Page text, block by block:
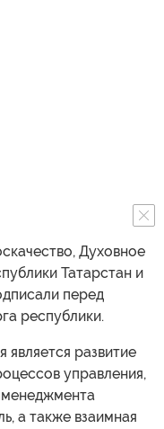
Духовное
Татарстан и
перед
республики.
развитие
управления,
менеджмента
а также взаимная